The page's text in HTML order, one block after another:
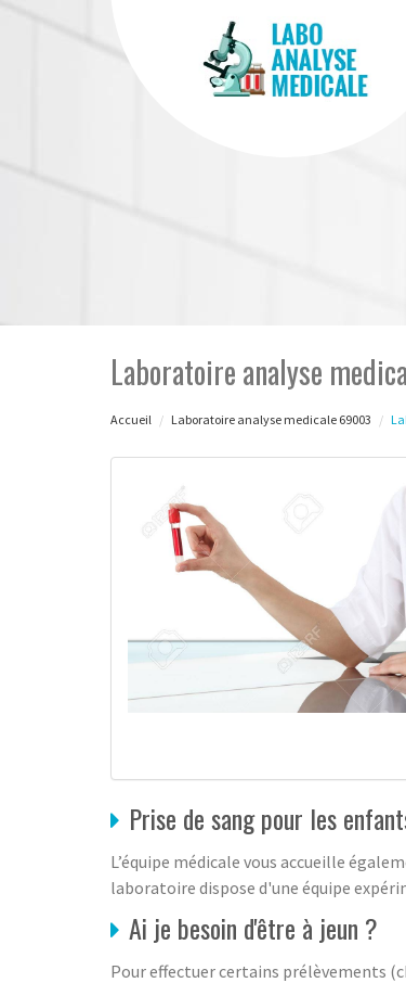
Laboratoire analyse
Accueil Laboratoire analyse medicale 69003
Prise de sang pour les
L’équipe médicale vous accueille
laboratoire dispose d'une équipe
Ai je besoin d'être à jeun ?
Pour effectuer certains prélèvements